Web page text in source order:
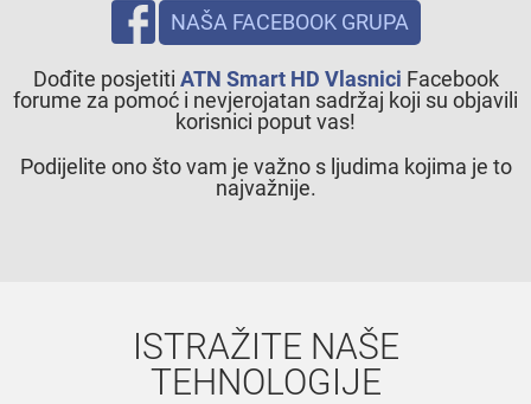
NAŠA FACEBOOK GRUPA
Dođite posjetiti ATN Smart HD Vlasnici Facebook
forume za pomoć i nevjerojatan sadržaj koji su objavili
korisnici poput vas!
Podijelite ono što vam je važno s ljudima kojima je to
najvažnije.
ISTRAŽITE NAŠE
TEHNOLOGIJE